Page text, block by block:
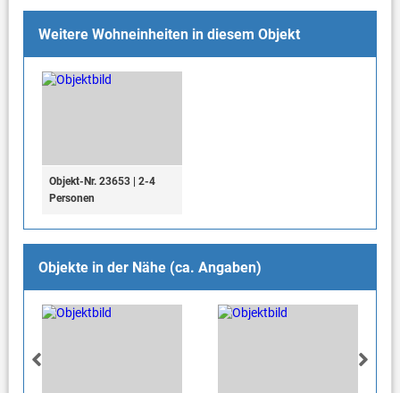
Weitere Wohneinheiten in diesem Objekt
Objekt-Nr. 23653 | 2-4
Personen
Objekte in der Nähe (ca. Angaben)